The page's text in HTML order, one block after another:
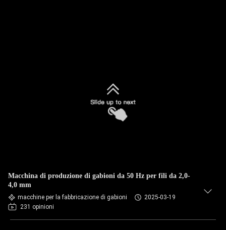
Macchina di produzione di gabioni da 50 Hz per fili da 2,0-
4,0 mm
macchine per la fabbricazione di gabioni
2025-03-19
231 opinioni